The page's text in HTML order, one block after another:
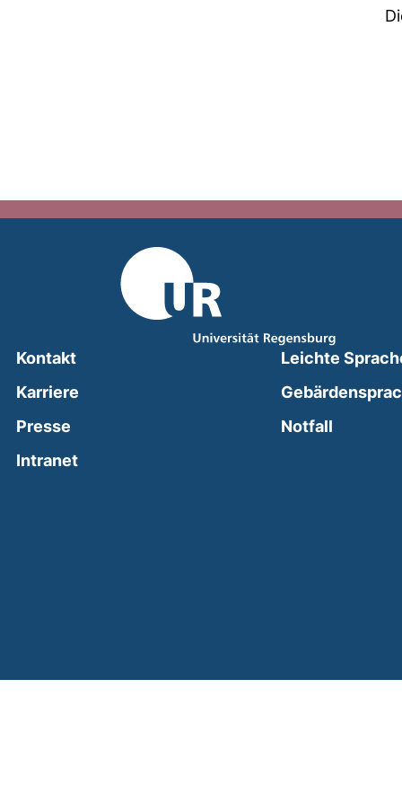
Kontakt
Karriere
Presse
Intranet(external link, opens in a new window)
Leichte
Notfall